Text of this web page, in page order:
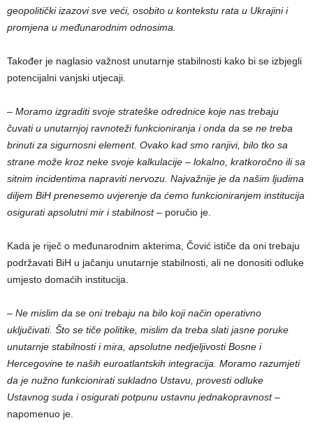
geopolitički izazovi sve veći, osobito u kontekstu rata u Ukrajini i
promjena u međunarodnim odnosima.
Također je naglasio važnost unutarnje stabilnosti kako bi se izbjegli
potencijalni vanjski utjecaji.
– Moramo izgraditi svoje strateške odrednice koje nas trebaju
čuvati u unutarnjoj ravnoteži funkcioniranja i onda da se ne treba
brinuti za sigurnosni element. Ovako kad smo ranjivi, bilo tko sa
strane može kroz neke svoje kalkulacije – lokalno, kratkoročno ili sa
sitnim incidentima napraviti nervozu. Najvažnije je da našim ljudima
diljem BiH prenesemo uvjerenje da ćemo funkcioniranjem institucija
osigurati apsolutni mir i stabilnost– poručio je.
Kada je riječ o međunarodnim akterima, Čović ističe da oni trebaju
podržavati BiH u jačanju unutarnje stabilnosti, ali ne donositi odluke
umjesto domaćih institucija.
– Ne mislim da se oni trebaju na bilo koji način operativno
uključivati. Što se tiče politike, mislim da treba slati jasne poruke
unutarnje stabilnosti i mira, apsolutne nedjeljivosti Bosne i
Hercegovine te naših euroatlantskih integracija. Moramo razumjeti
da je nužno funkcionirati sukladno Ustavu, provesti odluke
Ustavnog suda i osigurati potpunu ustavnu jednakopravnost–
napomenuo je.